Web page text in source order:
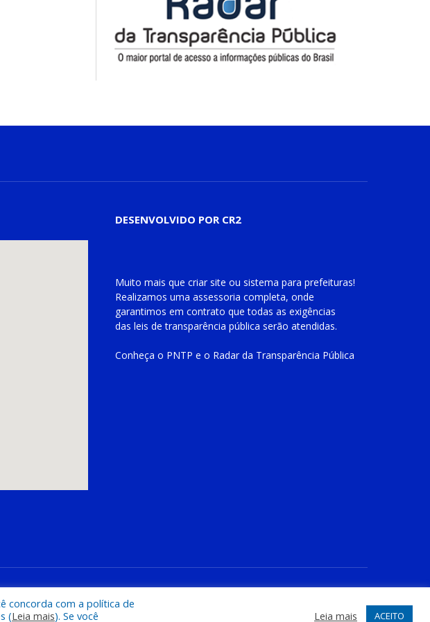
DESENVOLVIDO POR CR2
Muito mais que criar site ou sistema para prefeituras!
Realizamos uma assessoria completa, onde
garantimos em contrato que todas as exigências
das leis de transparência pública serão atendidas.
Conheça o PNTP e o Radar da Transparência Pública
concorda com a política de
(Leia mais). Se você
Leia mais ACEITO